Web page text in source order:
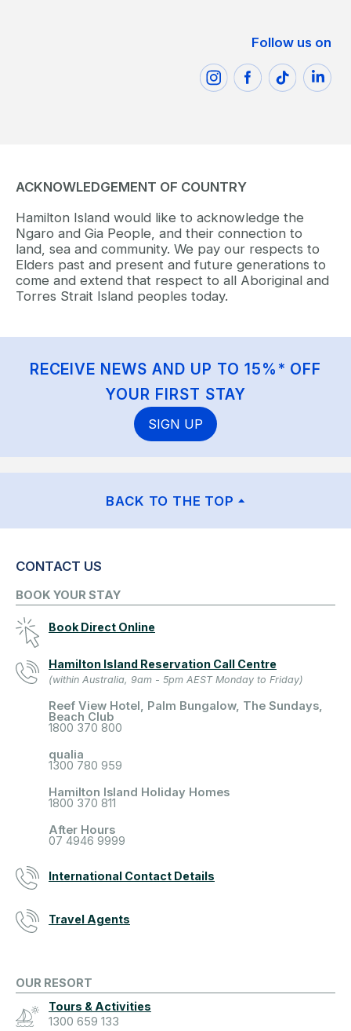
Follow us on
ACKNOWLEDGEMENT OF COUNTRY
Hamilton Island would like to acknowledge the
Ngaro and Gia People, and their connection to
land, sea and community. We pay our respects to
Elders past and present and future generations to
come and extend that respect to all Aboriginal and
Torres Strait Island peoples today.
RECEIVE NEWS AND UP TO 15%* OFF
YOUR FIRST STAY
SIGN UP
BACK TO THE TOP
CONTACT US
BOOK YOUR STAY
Book Direct Online
Hamilton Island Reservation Call Centre
(within Australia, 9am - 5pm AEST Monday to Friday)
Reef View Hotel, Palm Bungalow, The Sundays,
Beach Club
1800 370 800
qualia
1300 780 959
Hamilton Island Holiday Homes
1800 370 811
After Hours
07 4946 9999
International Contact Details
Travel Agents
OUR RESORT
Tours & Activities
1300 659 133